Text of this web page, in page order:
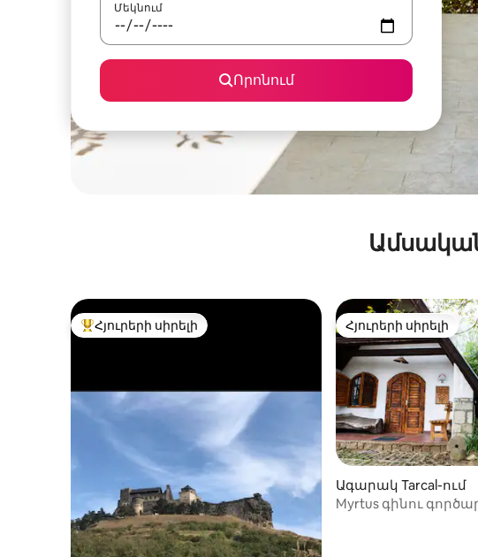
Մեկնում
Որոնում
Հյուրերի սիրելի լավագույն տները
Հյուրերի սիրելի Հյուրերի սիրելի
Հյուրերի սիրելի
Ագարակ Tarcal-ում
Myrtus գինու